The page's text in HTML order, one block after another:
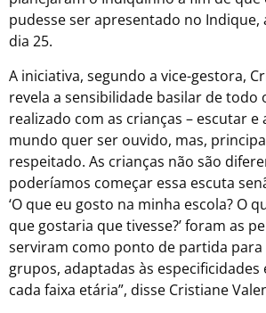
pudesse ser apresentado no Indique,
dia 25.
A iniciativa, segundo a vice-gestora,
revela a sensibilidade basilar de todo
realizado com as crianças – escutar e
mundo quer ser ouvido, mas,
respeitado. As crianças não são
poderíamos começar essa escuta
‘O que eu gosto na minha escola? O
que gostaria que tivesse?’ foram as
serviram como ponto de partida para
grupos, adaptadas às
cada faixa etária”, disse Cristiane